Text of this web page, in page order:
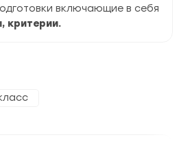
включающие в себя
критерии.